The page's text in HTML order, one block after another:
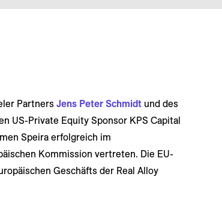
Partners Jens Peter Schmidtund des
US-Private Equity Sponsor KPS Capital
Speira erfolgreich im
Kommission vertreten. Die EU-
Geschäfts der Real Alloy